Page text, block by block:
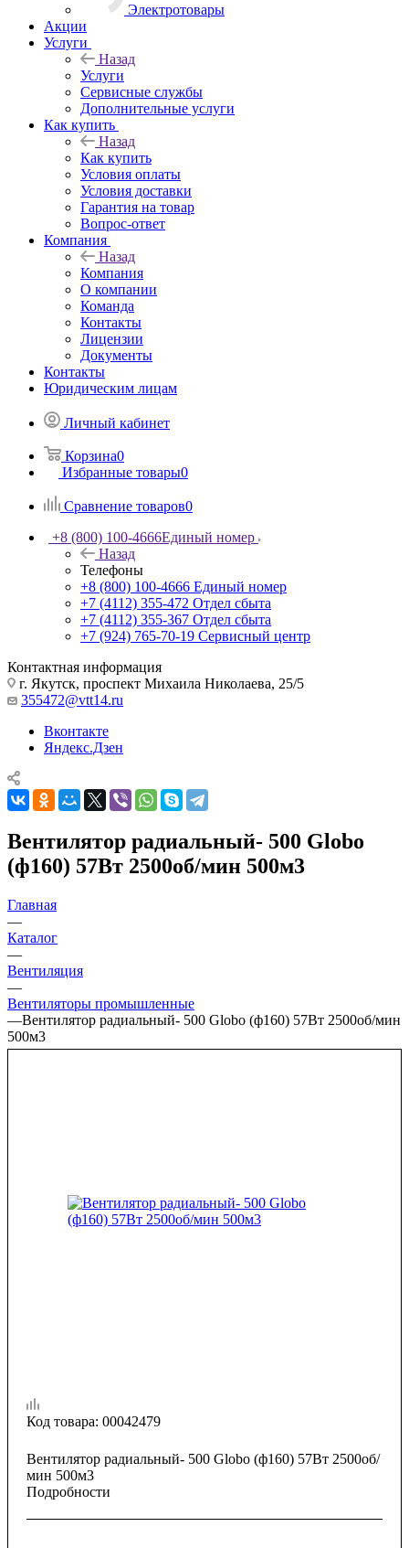
Электротовары
Акции
Услуги
Назад
Услуги
Сервисные службы
Дополнительные услуги
Как купить
Назад
Как купить
Условия оплаты
Условия доставки
Гарантия на товар
Вопрос-ответ
Компания
Назад
Компания
О компании
Команда
Контакты
Лицензии
Документы
Контакты
Юридическим лицам
Личный кабинет
Корзина0
Избранные товары0
Сравнение товаров0
+8 (800) 100-4666Единый номер
Назад
Телефоны
+8 (800) 100-4666 Единый номер
+7 (4112) 355-472 Отдел сбыта
+7 (4112) 355-367 Отдел сбыта
+7 (924) 765-70-19 Сервисный центр
Контактная информация
г. Якутск, проспект Михаила Николаева, 25/5
355472@vtt14.ru
Вконтакте
Яндекс.Дзен
Вентилятор радиальный- 500 Globo
(ф160) 57Вт 2500об/мин 500м3
Главная
—
Каталог
—
Вентиляция
—
Вентиляторы промышленные
—Вентилятор радиальный- 500 Globo (ф160) 57Вт 2500об/мин
500м3
Код товара: 00042479
Вентилятор радиальный- 500 Globo (ф160) 57Вт 2500об/
мин 500м3
Подробности